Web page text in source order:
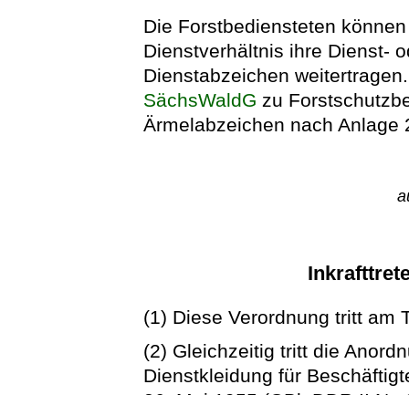
Die Forstbediensteten
Dienstverhältnis ihre Dienst-
Dienstabzeichen
SächsWaldG zu
Ärmelabzeichen nach Anlage
(1) Diese Verordnung tritt am
(2) Gleichzeitig tritt die
Dienstkleidung für